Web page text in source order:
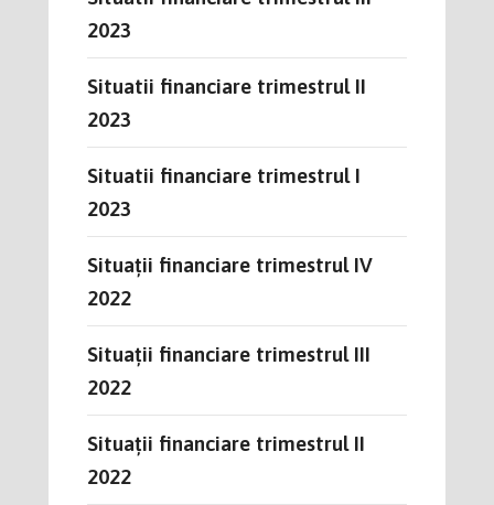
2023
Situatii financiare trimestrul II
2023
Situatii financiare trimestrul I
2023
Situații financiare trimestrul IV
2022
Situații financiare trimestrul III
2022
Situații financiare trimestrul II
2022